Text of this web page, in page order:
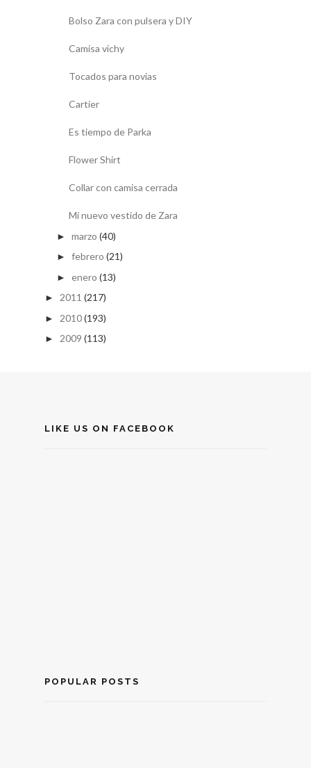
Bolso Zara con pulsera y DIY
Camisa vichy
Tocados para novias
Cartier
Es tiempo de Parka
Flower Shirt
Collar con camisa cerrada
Mi nuevo vestido de Zara
► marzo (40)
► febrero (21)
► enero (13)
► 2011 (217)
► 2010(193)
► 2009 (113)
LIKE US ON FACEBOOK
POPULAR POSTS